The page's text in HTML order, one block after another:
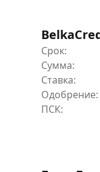
Срок:
Сумма:
Ставка:
Одобрение: